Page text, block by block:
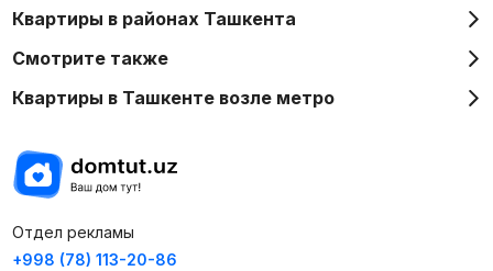
Квартиры в районах Ташкента
Смотрите также
Квартиры в Ташкенте возле метро
Отдел рекламы
+998 (78) 113-20-86